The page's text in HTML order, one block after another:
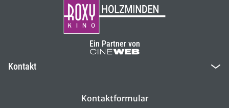
Ein Partner von
Kontakt
Kontaktformular